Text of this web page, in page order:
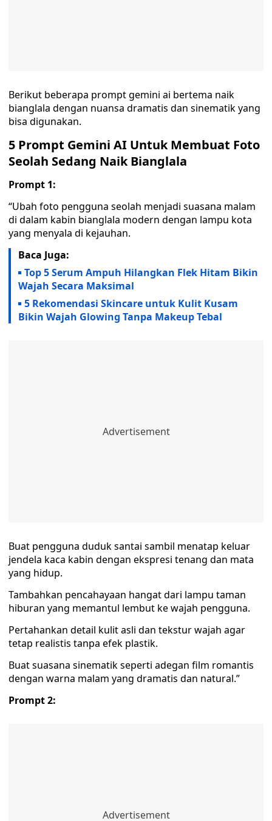
Berikut beberapa prompt gemini ai bertema naik
bianglala dengan nuansa dramatis dan sinematik yang
bisa digunakan.
5 Prompt Gemini AI Untuk Membuat Foto
Seolah Sedang Naik Bianglala
Prompt 1:
“Ubah foto pengguna seolah menjadi suasana malam
di dalam kabin bianglala modern dengan lampu kota
yang menyala di kejauhan.
Baca Juga:
Top 5 Serum Ampuh Hilangkan Flek Hitam Bikin
Wajah Secara Maksimal
5 Rekomendasi Skincare untuk Kulit Kusam
Bikin Wajah Glowing Tanpa Makeup Tebal
Buat pengguna duduk santai sambil menatap keluar
jendela kaca kabin dengan ekspresi tenang dan mata
yang hidup.
Tambahkan pencahayaan hangat dari lampu taman
hiburan yang memantul lembut ke wajah pengguna.
Pertahankan detail kulit asli dan tekstur wajah agar
tetap realistis tanpa efek plastik.
Buat suasana sinematik seperti adegan film romantis
dengan warna malam yang dramatis dan natural.”
Prompt 2: